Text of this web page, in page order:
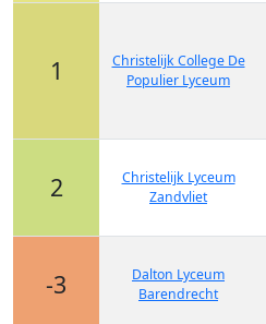
1
Christelijk College De
Populier Lyceum
2
Christelijk Lyceum
Zandvliet
-3
Dalton Lyceum
Barendrecht